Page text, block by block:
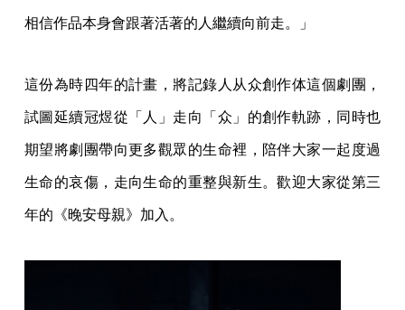
相信作品本身會跟著活著的人繼續向前走。」
這份為時四年的計畫，將記錄人从众創作体這個劇團，
試圖延續冠煜從「人」走向「众」的創作軌跡，同時也
期望將劇團帶向更多觀眾的生命裡，陪伴大家一起度過
生命的哀傷，走向生命的重整與新生。歡迎大家從第三
年的《晚安母親》加入。